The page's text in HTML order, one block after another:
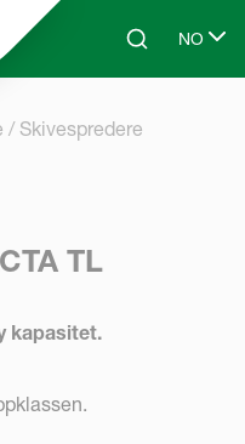
to main contentSearchNO
Select
Skivespredere
TL
kapasitet.